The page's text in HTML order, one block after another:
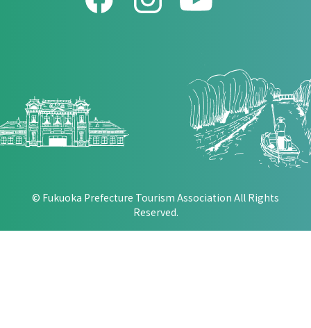
© Fukuoka Prefecture Tourism Association All Rights
Reserved.